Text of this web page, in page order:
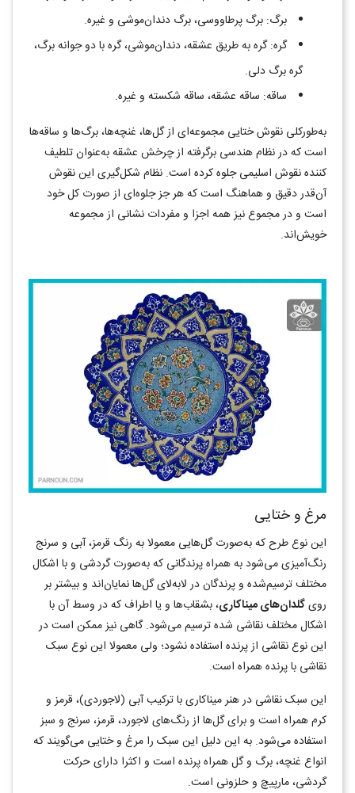
برگ: برگ پرطاووسی، برگ دندان‌موشی و غیره.
گره: گره به طریق عشقه، دندان‌موشی، گره با دو جوانه برگ،
گره برگ دلی.
ساقه: ساقه عشقه، ساقه شکسته و غیره.
به‌طورکلی نقوش ختایی مجموعه‌ای از گل‌ها، غنچه‌ها، برگ‌ها و ساقه‌ها
است که در نظام هندسی برگرفته از چرخش عشقه به‌عنوان تلطیف
کننده نقوش اسلیمی جلوه کرده است. نظام شکل‌گیری این نقوش
آن‌قدر دقیق و هماهنگ است که هر جز جلوه‌ای از صورت کل خود
است و در مجموع نیز همه اجزا و مفردات نشانی از مجموعه
خویش‌اند.
مرغ و ختایی
این نوع طرح که به‌صورت گل‌هایی معمولا به رنگ قرمز، آبی و سرنج
رنگ‌آمیزی می‌شود به همراه پرندگانی که به‌صورت گردشی و با اشکال
مختلف ترسیم‌شده و پرندگان در لابه‌لای گل‌ها نمایان‌اند و بیشتر بر
رویگلدان‌های میناکاری، بشقاب‌ها و یا اطراف که در وسط آن با
اشکال مختلف نقاشی شده ترسیم می‌شود. گاهی نیز ممکن است در
این نوع نقاشی از پرنده استفاده نشود؛ ولی معمولا این نوع سبک
نقاشی با پرنده همراه است.
این سبک نقاشی در هنر میناکاری با ترکیب آبی (لاجوردی)، قرمز و
کرم همراه است و برای گل‌ها از رنگ‌های لاجورد، قرمز، سرنج و سبز
استفاده می‌شود. به این دلیل این سبک را مرغ و ختایی می‌گویند که
انواع غنچه، برگ و گل همراه پرنده است و اکثرا دارای حرکت
گردشی، مارپیچ و حلزونی است.